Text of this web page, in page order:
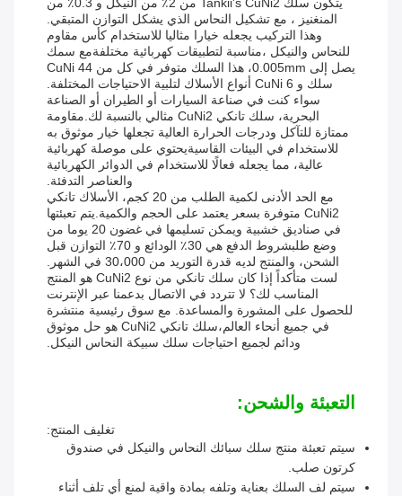
يتكون سلك Tankii's CuNi2 من 2٪ من النيكل و 0.3٪ من
المنغنيز ، مع تشكيل النحاس الذي يشكل التوازن المتبقي.
وهذا التركيب يجعله خيارا مثاليا للاستخدام كأس مقاوم
للنحاس والنيكل ،مناسبة لتطبيقات كهربائية مختلفةمع سمك
يصل إلى 0.005mm، هذا السلك متوفر في كل من CuNi 44
سلك و CuNi 6 أنواع الأسلاك لتلبية الاحتياجات المختلفة.
سواء كنت في صناعة السيارات أو الطيران أو الصناعة
البحرية، سلك تانكي CuNi2 مثالي بالنسبة لك.مقاومة
ممتازة للتآكل ودرجات الحرارة العالية تجعلها خيار موثوق به
للاستخدام في البيئات القاسيةيحتوي على موصلة كهربائية
عالية، مما يجعله فعالًا للاستخدام في الدوائر الكهربائية
والعناصر التدفئة.
مع الحد الأدنى لكمية الطلب من 20 كجم، الأسلاك تانكي
CuNi2 متوفرة بسعر يعتمد على الحجم والكمية.يتم تعبئتها
في صناديق خشبية ويمكن تسليمها في غضون 20 يوما من
وضع طلبشروط الدفع هي 30٪ الودائع و 70٪ التوازن قبل
الشحن، والمنتج لديه قدرة التوريد من 30،000 في الشهر.
لست متأكداً إذا كان سلك تانكي من نوع CuNi2 هو المنتج
المناسب لك؟ لا تتردد في الاتصال بدعمنا عبر الإنترنت
للحصول على المشورة والمساعدة. مع سوق رئيسية منتشرة
في جميع أنحاء العالم،سلك تانكي CuNi2 هو حل موثوق
ودائم لجميع احتياجات سلك سبيكة النحاس النيكل.
التعبئة والشحن:
تغليف المنتج:
سيتم تعبئة منتج سلك سبائك النحاس والنيكل في صندوق
كرتون صلب.
سيتم لف السلك بعناية وتلفه بمادة واقية لمنع أي تلف أثناء